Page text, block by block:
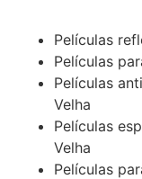
Películas
Películas
Películas
Velha
Películas
Velha
Películas